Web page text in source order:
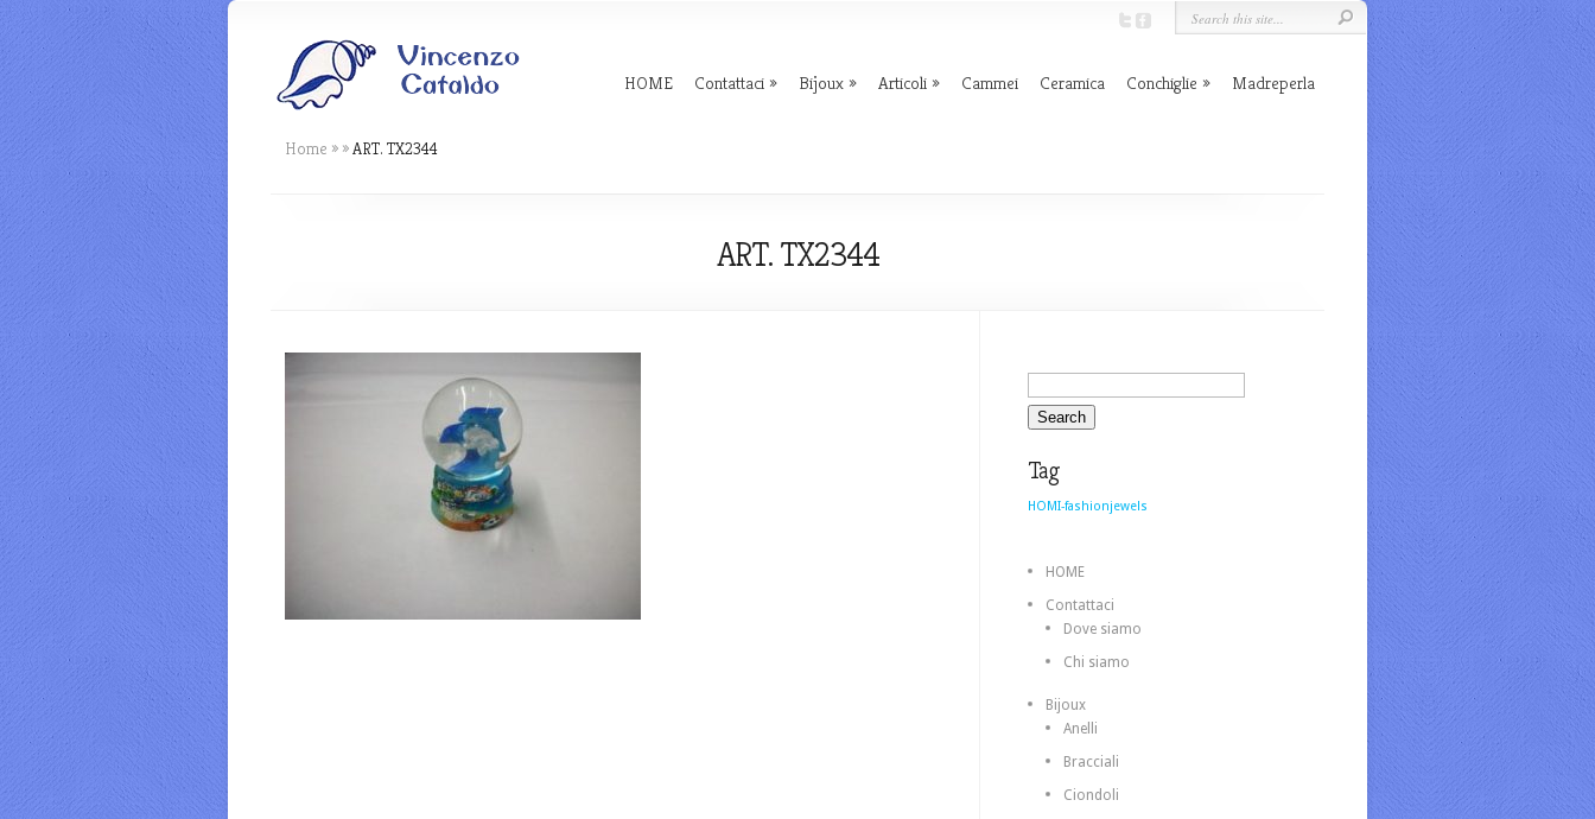
HOME Contattaci Bijoux Articoli Cammei Ceramica Conchiglie Madreperla
Home » »ART. TX2344
ART. TX2344
Tag
HOMI-fashionjewels
HOME
Contattaci
Dove siamo
Chi siamo
Bijoux
Anelli
Bracciali
Ciondoli